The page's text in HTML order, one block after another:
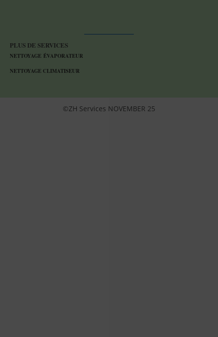
PLUS DE SERVICES
NETTOYAGE ÉVAPORATEUR
NETTOYAGE CLIMATISEUR
©ZH Services NOVEMBER 25